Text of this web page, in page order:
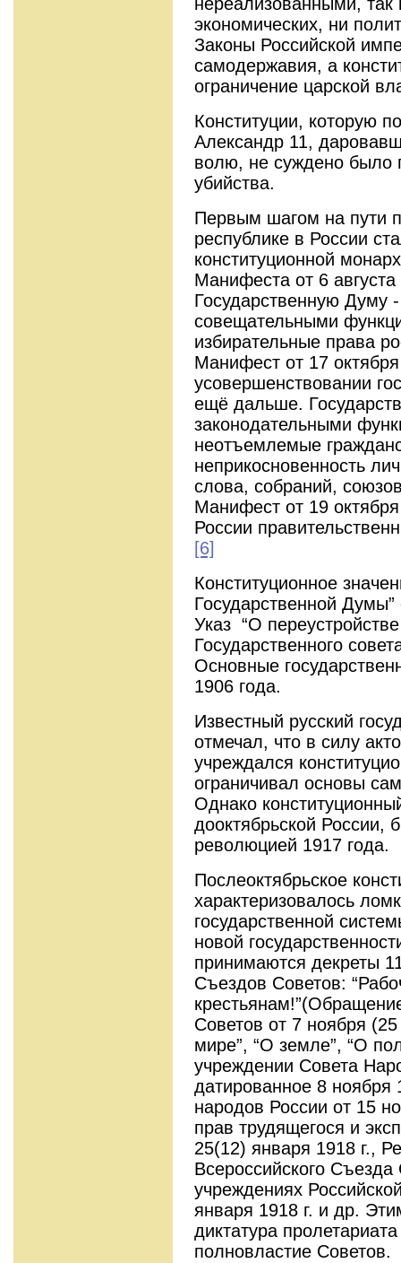
экономических, ни
Законы Российской
самодержавия, а
ограничение царской
Конституции, которую
Александр 11,
волю, не суждено было
убийства.
Первым шагом на пути
республике в России
конституционной
Манифеста от 6
Государственную Думу
совещательными
избирательные права
Манифест от 17
усовершенствовании
ещё дальше.
законодательными
неотъемлемые
неприкосновенность
слова, собраний,
Манифест от 19
России
[6]
Конституционное
Государственной
Указ “О
Государственного
Основные
1906 года.
Известный русский
отмечал, что в силу
учреждался
ограничивал основы
Однако
дооктябрьской России,
революцией 1917 года.
Послеоктябрьское
характеризовалось
государственной
новой
принимаются декреты
Съездов Советов:
Советов от 7 ноября
мире”, “О земле”, “О
учреждении Совета
датированное 8 ноября
народов России от 15
прав трудящегося и
25(12) января 1918 г.,
Всероссийского
учреждениях
января 1918 г. и др.
диктатура
полновластие Советов.